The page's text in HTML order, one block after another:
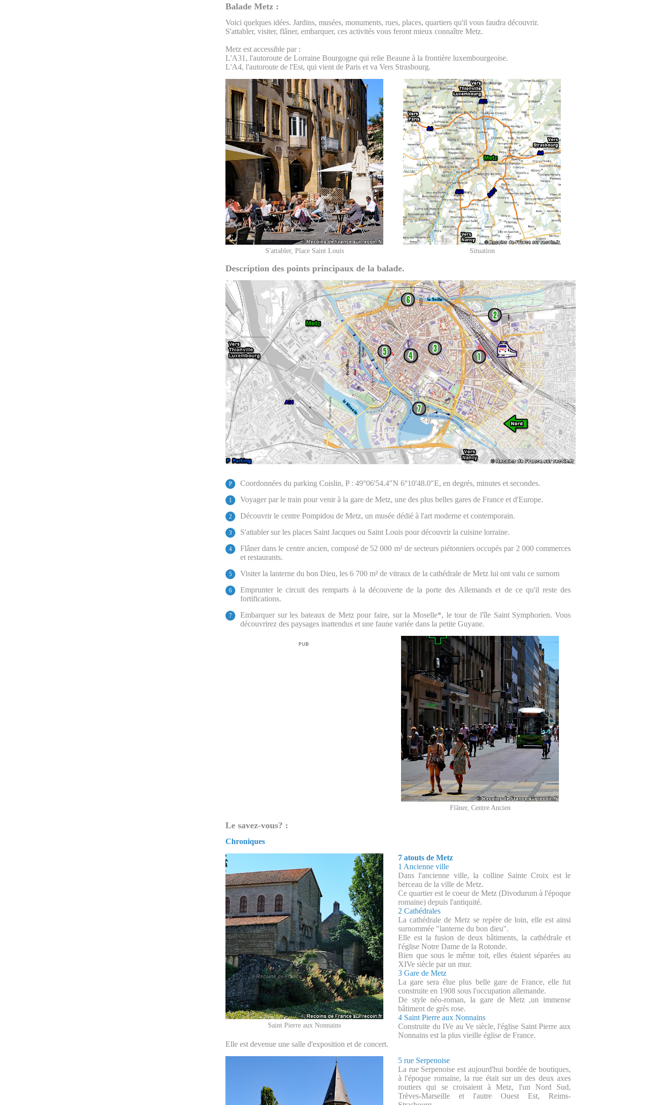
Balade Metz :
Voici quelques idées. Jardins, musées, monuments, rues, places, quartiers qu'il vous faudra découvrir.
S'attabler, visiter, flâner, embarquer, ces activités vous feront mieux connaître Metz.
Metz est accessible par :
L'A31, l'autoroute de Lorraine Bourgogne qui relie Beaune à la frontière luxembourgeoise.
L'A4, l'autoroute de l'Est, qui vient de Paris et va Vers Strasbourg.
S'attabler, Place Saint Louis Situation
Description des points principaux de la balade.
P Coordonnées du parking Coislin, P : 49°06'54.4"N 6°10'48.0"E, en degrés, minutes et secondes.
1 Voyager par le train pour venir à la gare de Metz, une des plus belles gares de France et d'Europe.
2 Découvrir le centre Pompidou de Metz, un musée dédié à l'art moderne et contemporain.
3 S'attabler sur les places Saint Jacques ou Saint Louis pour découvrir la cuisine lorraine.
4
Flâner dans le centre ancien, composé de 52 000 m² de secteurs piétonniers occupés par 2 000 commerces
et restaurants.
5 Visiter la lanterne du bon Dieu, les 6 700 m² de vitraux de la cathédrale de Metz lui ont valu ce surnom
6
Emprunter le circuit des remparts à la découverte de la porte des Allemands et de ce qu'il reste des
fortifications.
7
Embarquer sur les bateaux de Metz pour faire, sur la Moselle*, le tour de l'île Saint Symphorien. Vous
découvrirez des paysages inattendus et une faune variée dans la petite Guyane.
Flâner, Centre Ancien
Le savez-vous? :
Chroniques
Saint Pierre aux Nonnains
7 atouts de Metz
1 Ancienne ville
Dans l'ancienne ville, la colline Sainte Croix est le
berceau de la ville de Metz.
Ce quartier est le coeur de Metz (Divodurum à l'époque
romaine) depuis l'antiquité.
2 Cathédrales
La cathédrale de Metz se repère de loin, elle est ainsi
surnommée "lanterne du bon dieu".
Elle est la fusion de deux bâtiments, la cathédrale et
l'église Notre Dame de la Rotonde.
Bien que sous le même toit, elles étaient séparées au
XIVe siècle par un mur.
3 Gare de Metz
La gare sera élue plus belle gare de France, elle fut
construite en 1908 sous l'occupation allemande.
De style néo-roman, la gare de Metz ,un immense
bâtiment de grès rose.
4 Saint Pierre aux Nonnains
Construite du IVe au Ve siècle, l'église Saint Pierre aux
Nonnains est la plus vieille église de France.
Elle est devenue une salle d'exposition et de concert.
5 rue Serpenoise
La rue Serpenoise est aujourd'hui bordée de boutiques,
à l'époque romaine, la rue était sur un des deux axes
routiers qui se croisaient à Metz, l'un Nord Sud,
Trèves-Marseille et l'autre Ouest Est, Reims-